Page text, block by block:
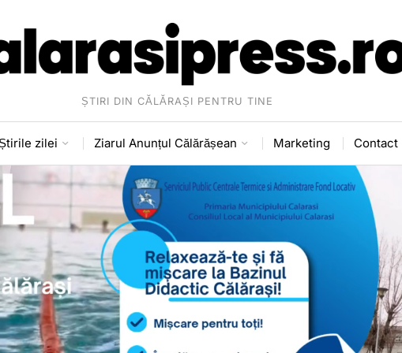
ȘTIRI DIN CĂLĂRAȘI PENTRU TINE
zilei Ziarul Anunțul Călărășean Marketing Contact